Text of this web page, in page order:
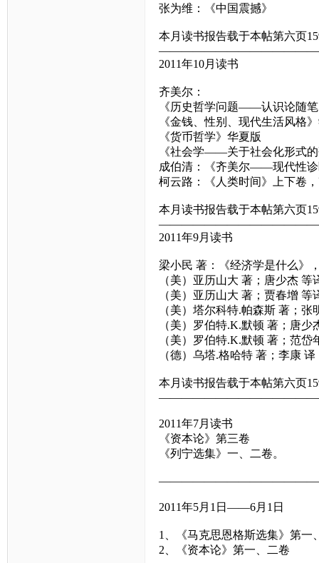
张为维：《中国震撼》
本月读书报告载于本帖第六页
2011年10月读书
齐美尔：
《历史哲学问题——认识论随
《金钱、性别、现代生活风格
《货币哲学》华夏版
《社会学——关于社会化形式
成伯清：《齐美尔——现代性诊
柯云路：《人类时间》上下卷
本月读书报告载于本帖第六页
2011年9月读书
梁小民 著：《经济学是什么》
（美）亚历山大 著；唐少杰
（美）亚历山大 著；贾春增
（美）塔尔科特.帕森斯 著；
（美）罗伯特.K.默顿 著；唐
（美）罗伯特.K.默顿 著；范
（德）乌塔.格哈特 著；李康
本月读书报告载于本帖第六页
2011年7月读书
《资本论》第三卷
《列宁选集》一、二卷。
2011年5月1日——6月1日
1、《马克思恩格斯选集》第一
2、《资本论》第一、二卷